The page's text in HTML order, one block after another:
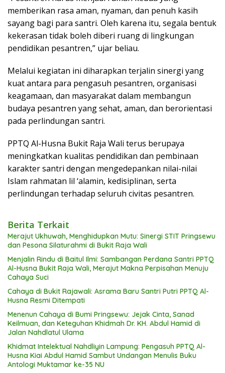
memberikan rasa aman, nyaman, dan penuh kasih
sayang bagi para santri. Oleh karena itu, segala bentuk
kekerasan tidak boleh diberi ruang di lingkungan
pendidikan pesantren,” ujar beliau.
Melalui kegiatan ini diharapkan terjalin sinergi yang
kuat antara para pengasuh pesantren, organisasi
keagamaan, dan masyarakat dalam membangun
budaya pesantren yang sehat, aman, dan berorientasi
pada perlindungan santri.
PPTQ Al-Husna Bukit Raja Wali terus berupaya
meningkatkan kualitas pendidikan dan pembinaan
karakter santri dengan mengedepankan nilai-nilai
Islam rahmatan lil ‘alamin, kedisiplinan, serta
perlindungan terhadap seluruh civitas pesantren.
Berita Terkait
Merajut Ukhuwah, Menghidupkan Mutu: Sinergi STIT Pringsewu
dan Pesona Silaturahmi di Bukit Raja Wali
Menjalin Rindu di Baitul Ilmi: Sambangan Perdana Santri PPTQ
Al-Husna Bukit Raja Wali, Merajut Makna Perpisahan Menuju
Cahaya Suci
Cahaya di Bukit Rajawali: Asrama Baru Santri Putri PPTQ Al-
Husna Resmi Ditempati
Menenun Cahaya di Bumi Pringsewu: Jejak Cinta, Sanad
Keilmuan, dan Keteguhan Khidmah Dr. KH. Abdul Hamid di
Jalan Nahdlatul Ulama
Khidmat Intelektual Nahdliyin Lampung: Pengasuh PPTQ Al-
Husna Kiai Abdul Hamid Sambut Undangan Menulis Buku
Antologi Muktamar ke-35 NU